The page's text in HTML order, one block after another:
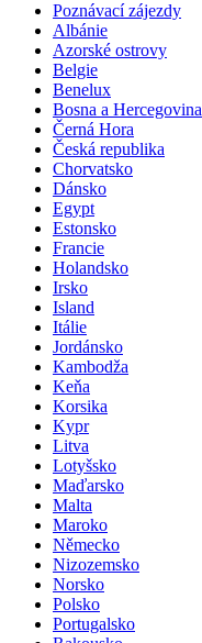
Poznávací zájezdy
Albánie
Azorské ostrovy
Belgie
Benelux
Bosna a Hercegovina
Černá Hora
Česká republika
Chorvatsko
Dánsko
Egypt
Estonsko
Francie
Holandsko
Irsko
Island
Itálie
Jordánsko
Kambodža
Keňa
Korsika
Kypr
Litva
Lotyšsko
Maďarsko
Malta
Maroko
Německo
Nizozemsko
Norsko
Polsko
Portugalsko